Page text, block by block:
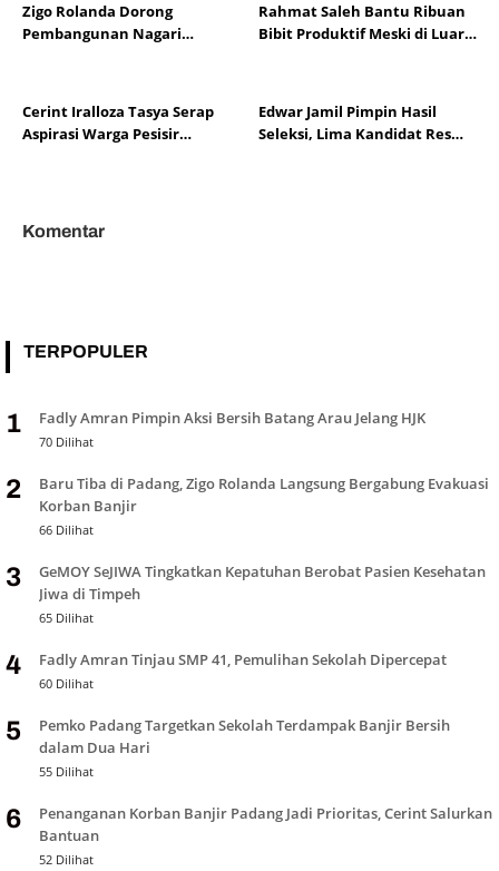
Zigo Rolanda Dorong
Pembangunan Nagari
Rahmat Saleh Bantu Ribuan
Bibit Produktif Meski di Luar
Cerint Iralloza Tasya Serap
Aspirasi Warga Pesisir
Edwar Jamil Pimpin Hasil
Seleksi, Lima Kandidat Resmi
Komentar
TERPOPULER
1 Fadly Amran Pimpin Aksi Bersih Batang Arau Jelang HJK
70 Dilihat
2
Baru Tiba di Padang, Zigo Rolanda Langsung Bergabung Evakuasi
Korban Banjir
66 Dilihat
3
GeMOY SeJIWA Tingkatkan Kepatuhan Berobat Pasien Kesehatan
Jiwa di Timpeh
65 Dilihat
4 Fadly Amran Tinjau SMP 41, Pemulihan Sekolah Dipercepat
60 Dilihat
5
Pemko Padang Targetkan Sekolah Terdampak Banjir Bersih
dalam Dua Hari
55 Dilihat
6
Penanganan Korban Banjir Padang Jadi Prioritas, Cerint Salurkan
Bantuan
52 Dilihat